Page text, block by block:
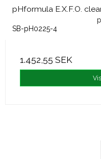
pHformula E.X.F.O.
SB-pH0225-4
1.452,55 SEK